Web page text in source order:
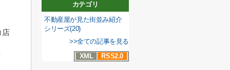
店
カテゴリ
不動産屋が見た街並み紹介
シリーズ(20)
>>全ての記事を見る
XML
RSS2.0